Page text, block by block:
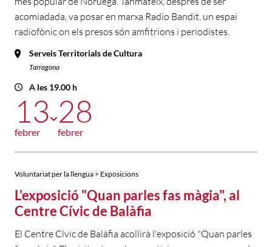
acomiadada, va posar en marxa Radio Bandit, un espai
radiofònic on els presos són amfitrions i periodistes.
Serveis Territorials de Cultura
Tarragona
A les 19.00 h
13
febrer
28
febrer
Voluntariat per la llengua > Exposicions
L'exposició "Quan parles fas màgia", al
Centre Cívic de Balàfia
El Centre Cívic de Balàfia acollirà l'exposició "Quan parles